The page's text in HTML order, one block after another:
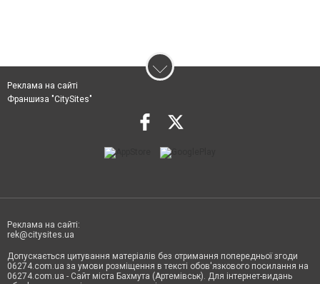
Реклама на сайті
Франшиза "CitySites"
Реклама на сайті:
rek@citysites.ua
Допускається цитування матеріалів без отримання попередньої згоди
06274.com.ua за умови розміщення в тексті обов'язкового посилання на
06274.com.ua - Сайт міста Бахмута (Артемівськ). Для інтернет-видань